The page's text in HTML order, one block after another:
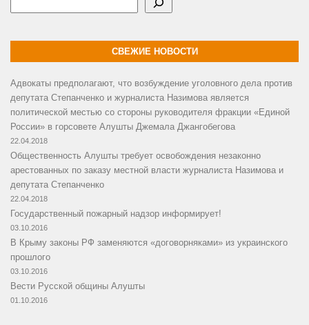
СВЕЖИЕ НОВОСТИ
Адвокаты предполагают, что возбуждение уголовного дела против
депутата Степанченко и журналиста Назимова является
политической местью со стороны руководителя фракции «Единой
России» в горсовете Алушты Джемала Джангобегова
22.04.2018
Общественность Алушты требует освобождения незаконно
арестованных по заказу местной власти журналиста Назимова и
депутата Степанченко
22.04.2018
Государственный пожарный надзор информирует!
03.10.2016
В Крыму законы РФ заменяются «договорняками» из украинского
прошлого
03.10.2016
Вести Русской общины Алушты
01.10.2016